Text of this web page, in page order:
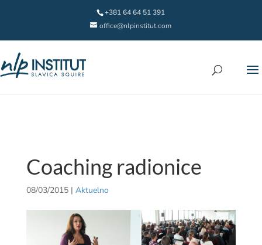
+381 64 64 51 391
office@nlpinstitut.com
Coaching radionice
08/03/2015| Aktuelno